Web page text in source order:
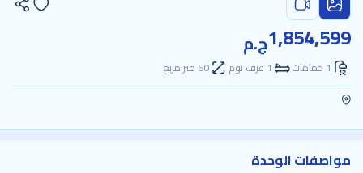
1,854,599ج.م
1 حمامات 1 غرف نوم 60 متر مربع
مواصفات الوحدة